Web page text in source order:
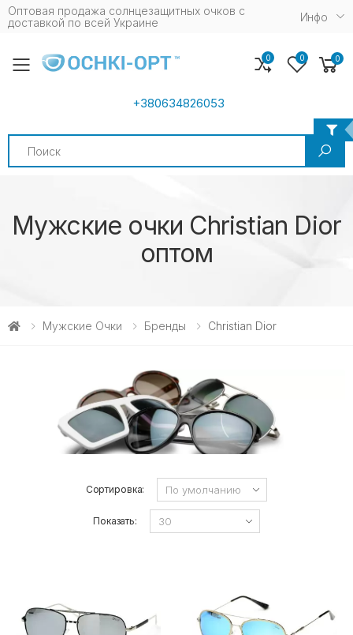
Оптовая продажа солнцезащитных очков c
доставкой по всей Украине
Инфо
Toggle mobile menu
+380634826053
Search
0 0 0
Мужские очки Christian Dior
оптом
Мужские Очки Бренды Christian Dior
Сортировка:
Показать: